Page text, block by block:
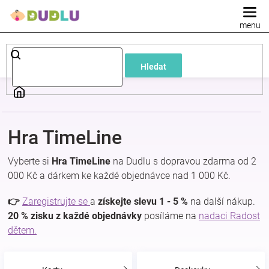
Hledat
Dětské
a
kojenecké
oblečení
Pokojíček
a
kojenecká
Hra TimeLine
Vyberte si Hra TimeLine na Dudlu s dopravou zdarma od 2
000 Kč a dárkem ke každé objednávce nad 1 000 Kč.
👉 Zaregistrujte se a získejte slevu 1 - 5 % na další nákup.
20 % zisku z každé objednávky posíláme na nadaci Radost
dětem.